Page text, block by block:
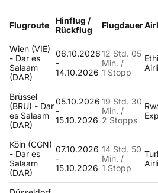
Flugroute
Hinflug /
Rückflug
Flugdauer
Wien (VIE)
- Dar es
Salaam
(DAR)
06.10.2026
-
14.10.2026
12 Std. 05
Min. /
1 Stopp
Brüssel
(BRU) - Dar
es Salaam
(DAR)
05.10.2026
-
15.10.2026
19 Std. 30
Min. /
2 Stopps
Köln (CGN)
- Dar es
Salaam
(DAR)
07.10.2026
-
15.10.2026
14 Std. 50
Min. /
1 Stopp